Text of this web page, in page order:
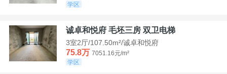
学区
诚卓和悦府 毛坯三房 双卫电梯
3室2厅/107.50m²/诚卓和悦府
75.8万 7051.16元/m²
学区